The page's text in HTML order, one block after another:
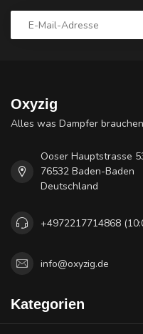
Oxyzig
Alles was Dampfer brauchen
Ooser Hauptstrasse
76532 Baden-Baden
Deutschland
+4972217714868
info@oxyzig.de
Kategorien